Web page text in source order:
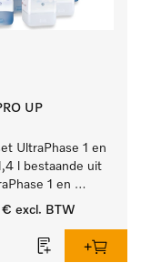
UP
UltraPhase 1 en
l bestaande uit
1 en
2.
€ excl. BTW